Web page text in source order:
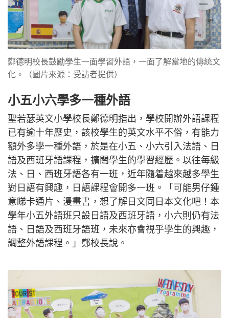
鄭德明校長鼓勵學生一面學習外語，一面了解當地的傳統文
化。（圖片來源：受訪者提供）
小五小六學多一種外語
聖若瑟英文小學校長鄭德明指出，學校開辦外語課程
已有逾十年歷史，該校學生的英文水平不俗，有能力
額外多學一種外語，於是在小五、小六引入法語、日
語及西班牙語課程，擴闊學生的學習經歷。以往每級
法、日、西班牙語各有一班，近年隨着越來越多學生
對日語有興趣，日語課程會開多一班。「可能男仔鍾
意睇卡通片、漫畫書，想了解日文同日本文化吧！本
學年小五外語班只設日語及西班牙語，小六則仍有法
語、日語及西班牙語班，未來亦會視乎學生的興趣，
調整外語課程。」鄭校長說。